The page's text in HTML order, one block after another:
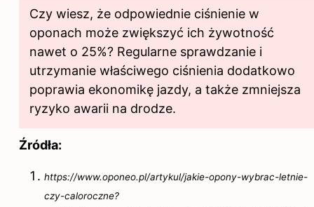
Czy wiesz, że odpowiednie ciśnienie w
oponach może zwiększyć ich żywotność
nawet o 25%? Regularne sprawdzanie i
utrzymanie właściwego ciśnienia dodatkowo
poprawia ekonomikę jazdy, a także zmniejsza
ryzyko awarii na drodze.
Źródła:
https://www.oponeo.pl/artykul/jakie-opony-wybrac-letnie-
czy-caloroczne?